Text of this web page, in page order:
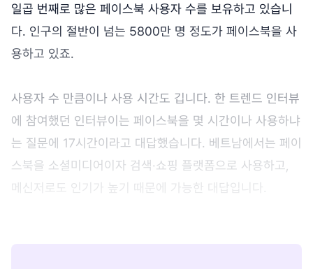
일곱 번째로 많은 페이스북 사용자 수를 보유하고 있습니
다. 인구의 절반이 넘는 5800만 명 정도가 페이스북을 사
용하고 있죠.
사용자 수 만큼이나 사용 시간도 깁니다. 한 트렌드 인터뷰
에 참여했던 인터뷰이는 페이스북을 몇 시간이나 사용하냐
는 질문에 17시간이라고 대답했습니다. 베트남에서는 페이
스북을 소셜미디어이자 검색·쇼핑 플랫폼으로 사용하고,
메신저로도 인기가 높기 때문에 가능한 대답입니다.